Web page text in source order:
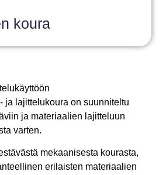
koura
ja lajittelukoura on suunniteltu
ja materiaalien lajitteluun
varten.
mekaanisesta kourasta,
erilaisten materiaalien